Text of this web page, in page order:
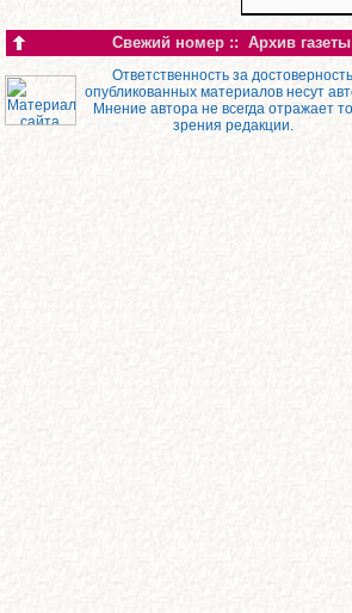
Свежий номер :: Архив газеты
Ответственность за достоверность
опубликованных материалов несут
Мнение автора не всегда отражает
зрения редакции.